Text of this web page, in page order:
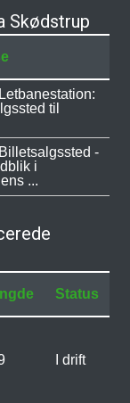
Skødstrup
til
-
i
...
Status
I drift